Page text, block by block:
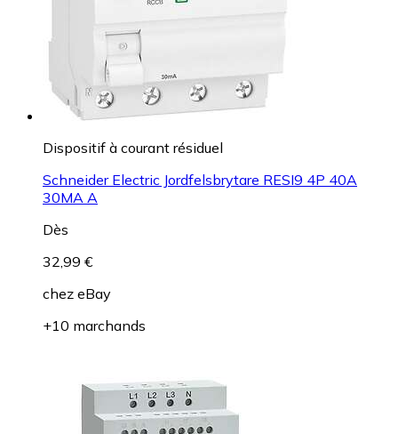
Dispositif à courant résiduel
Schneider Electric Jordfelsbrytare RESI9 4P 40A
30MA A
Dès
32,99 €
chez eBay
+10 marchands